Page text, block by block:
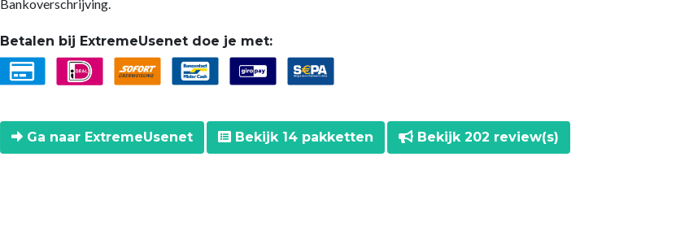
Bankoverschrijving.
Betalen bij ExtremeUsenet doe je met:
Ga naar ExtremeUsenet Bekijk 14 pakketten Bekijk 202 review(s)